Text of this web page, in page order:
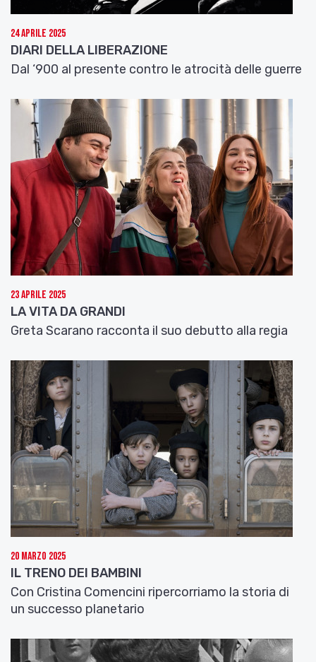
24 Aprile 2025
DIARI DELLA LIBERAZIONE
Dal ‘900 al presente contro le atrocità delle guerre
23 Aprile 2025
LA VITA DA GRANDI
Greta Scarano racconta il suo debutto alla regia
20 Marzo 2025
IL TRENO DEI BAMBINI
Con Cristina Comencini ripercorriamo la storia di
un successo planetario